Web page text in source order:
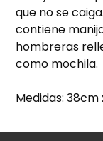
que no se caiga.
contiene
hombreras
como mochila.
Medidas: 38cm